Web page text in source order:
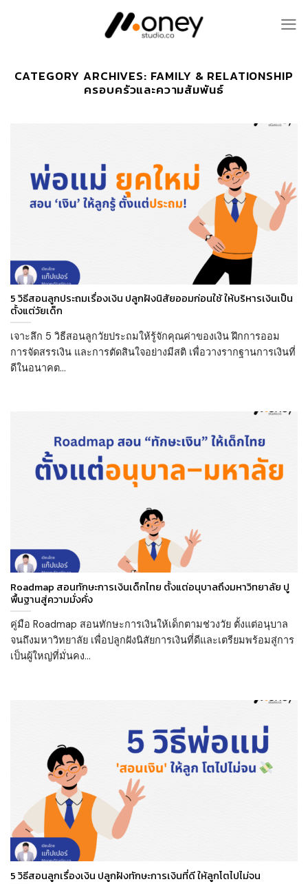
CATEGORY ARCHIVES: FAMILY & RELATIONSHIP
ครอบครัวและความสัมพันธ์
5 วิธีสอนลูกประถมเรื่องเงิน ปลูกฝังนิสัยออมก่อนใช้ ให้บริหารเงินเป็น
ตั้งแต่วัยเด็ก
เจาะลึก 5 วิธีสอนลูกวัยประถมให้รู้จักคุณค่าของเงิน ฝึกการออม
การจัดสรรเงิน และการตัดสินใจอย่างมีสติ เพื่อวางรากฐานการเงินที่
ดีในอนาคต...
Roadmap สอนทักษะการเงินเด็กไทย ตั้งแต่อนุบาลถึงมหาวิทยาลัย ปู
พื้นฐานสู่ความมั่งคั่ง
คู่มือ Roadmap สอนทักษะการเงินให้เด็กตามช่วงวัย ตั้งแต่อนุบาล
จนถึงมหาวิทยาลัย เพื่อปลูกฝังนิสัยการเงินที่ดีและเตรียมพร้อมสู่การ
เป็นผู้ใหญ่ที่มั่นคง...
5 วิธีสอนลูกเรื่องเงิน ปลูกฝังทักษะการเงินที่ดี ให้ลูกโตไปไม่จน